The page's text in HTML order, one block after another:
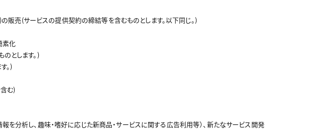
の販売(サービスの提供契約の締結等を含むものとします。以下同じ。)
素化
とします。)
。)
む)
分析し、趣味・嗜好に応じた新商品・サービスに関する広告利用等）、新たなサービス開発